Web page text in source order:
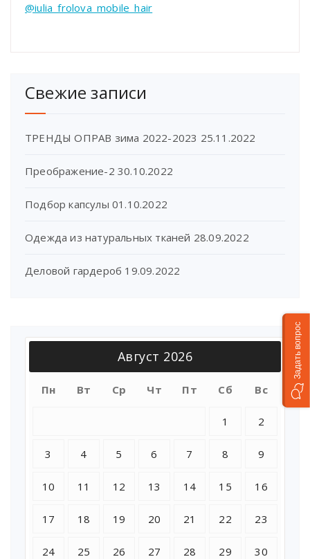
@iulia_frolova_mobile_hair
Свежие записи
ТРЕНДЫ ОПРАВ зима 2022-2023 25.11.2022
Преображение-2 30.10.2022
Подбор капсулы 01.10.2022
Одежда из натуральных тканей 28.09.2022
Деловой гардероб 19.09.2022
Август 2026
Пн Вт Ср Чт Пт Сб Вс
1 2
3 4 5 6 7 8 9
10 11 12 13 14 15 16
17 18 19 20 21 22 23
24 25 26 27 28 29 30
Задать вопрос